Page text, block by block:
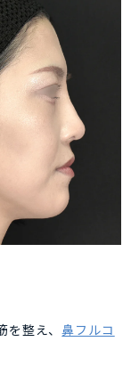
を整え、鼻フルコ